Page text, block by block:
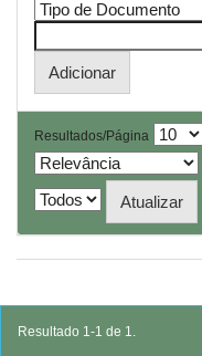
Resultados/Página
Resultado 1-1 de 1.